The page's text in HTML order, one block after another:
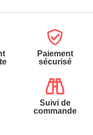
Paiement
sécurisé
Suivi de
commande